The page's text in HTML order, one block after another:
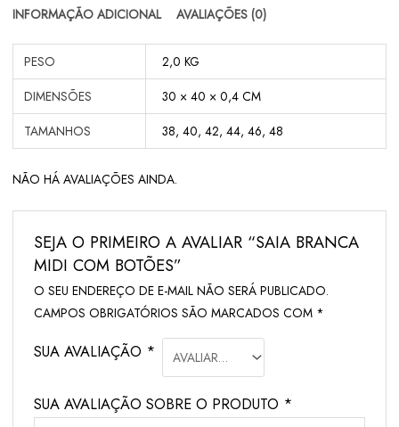
INFORMAÇÃO ADICIONAL AVALIAÇÕES (0)
PESO
2,0 KG
DIMENSÕES
30 × 40 × 0,4 CM
TAMANHOS
38, 40, 42, 44, 46, 48
NÃO HÁ AVALIAÇÕES AINDA.
SEJA O PRIMEIRO A AVALIAR “SAIA BRANCA
MIDI COM BOTÕES”
O SEU ENDEREÇO DE E-MAIL NÃO SERÁ PUBLICADO.
CAMPOS OBRIGATÓRIOS SÃO MARCADOS COM *
SUA AVALIAÇÃO *
SUA AVALIAÇÃO SOBRE O PRODUTO *